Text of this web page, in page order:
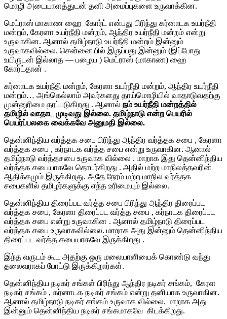
மொழி அடையாளத்துடன் தனி அமைப்புகளை உருவாக்கின.
மெட்ராஸ் மாகாண ஹை கோர்ட் என்பது பிரிந்து கர்னாடக உயர்நீதி
மன்றம், கேரளா உயர்நீதி மன்றம், ஆந்திர உயர்நீதி மன்றம் என்று
உருவாகின. ஆனால் தமிழ்நாடு உயர்நீதி மன்றம் இன்னும்
உருவாகவில்லை. சென்னையில் இருப்பது இன்னும் (இப்போது
உயிருடன் இல்லாத — பழைய ) மெட்ராஸ் (மாகாண) ஹை
கோர்ட்தான் .
கர்னாடக உயர்நீதி மன்றம், கேரளா உயர்நீதி மன்றம், ஆந்திர உயர்நீதி
மன்றம்… அங்கெல்லாம் அவர்களது தாய்மொழியில் வாதாடுவதற்கு
முன்னுரிமை தரப்படுகிறது . ஆனால் நம் உயர்நீதி மன்றத்தில்
தமிழில் வாதாட முடிவது இல்லை. தமிழ்நாடு என்ற பெயரில்
பெயர்ப்பலகை வைக்கவே அனுமதி இல்லை.
தென்னிந்திய வர்த்தக சபை பிரிந்து ஆந்திர வர்த்தக சபை , கேரளா
வர்த்தக சபை , கர்நாடக வர்த்த சபை என்று உருவாகின. ஆனால்
தமிழ்நாடு வர்த்தசபை உருவாக வில்லை . மாறாக இது தென்னிந்திய
வர்த்தக சபையாகவே தொடர்கிறது . அதில் மற்ற மாநிலத்தவரின்
ஆதிக்கமும் இருக்கிறது. அதே நேரம் மற்ற மாநில வர்த்தக
சபைகளில் தமிழர்களுக்கு எந்த உரிமையும் இல்லை.
தென்னிந்திய திரைப்பட வர்த்த சபை பிரிந்து ஆந்திர திரைப்பட
வர்த்தக சபை, கேரளா திரைப்பட வர்த்த சபை , கர்நாடக திரைப்பட
வர்த்தக சபை என்று உருவாகின . ஆனால் தமிழ்நாடு திரைப்பட
வர்த்தக சபை உருவாகவில்லை. மாறாக அது இன்னும் தென்னிந்திய
திரைப்பட வர்த்த சபையாகவே இருக்கிறது .
இந்த வருடம் கூட அதற்கு ஒரு மலையாளியைக் கொண்டு வந்து
தலைவராகப் போட்டு இருக்கிறார்கள்.
தென்னிந்திய நடிகர் சங்கள் பிரிந்து ஆந்திர நடிகர் சங்கம், கேரள
நடிகர் சங்கம் , கர்னாடக நடிகர் சங்கம் என்று தனியாக உருவாகின.
ஆனால் தமிழ்நாடு நடிகர் சங்கம் உருவாக வில்லை. மாறாக அது
இன்னும் தென்னிந்திய நடிகர் சங்கமாகவே கிடக்கிறது.